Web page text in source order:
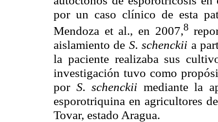
por un caso clínico de esta
Mendoza et al., en 2007,8
aislamiento de S. schenckii a
la paciente realizaba sus
investigación tuvo como
por S. schenckii mediante la
esporotriquina en agricultores
Tovar, estado Aragua.